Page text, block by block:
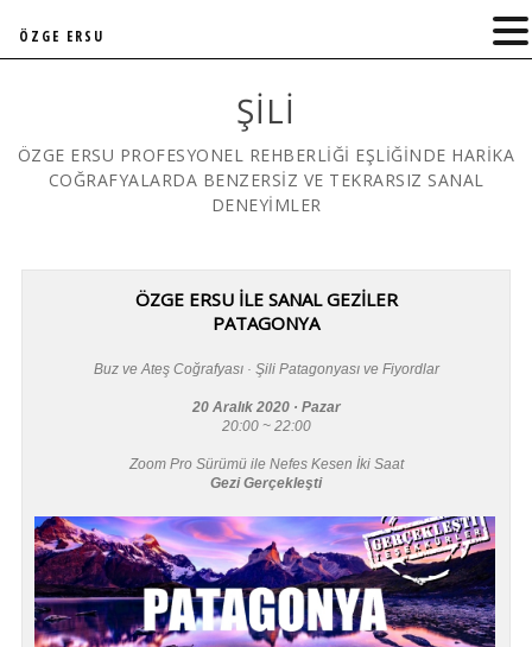
ŞILI
ÖZGE ERSU PROFESYONEL REHBERLİĞİ EŞLİĞİNDE HARİKA
COĞRAFYALARDA BENZERSİZ VE TEKRARSIZ SANAL
DENEYİMLER
ÖZGE ERSU İLE SANAL GEZİLER
PATAGONYA
Buz ve Ateş Coğrafyası · Şili Patagonyası ve Fiyordlar
20 Aralık 2020 · Pazar
20:00 ~ 22:00
Zoom Pro Sürümü ile Nefes Kesen İki Saat
Gezi Gerçekleşti
ÖZGE ERSU